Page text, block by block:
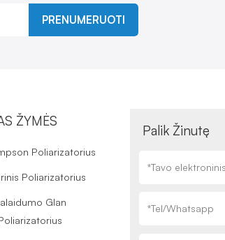
PRENUMERUOTI
ŽYMĖS
Poliarizatorius
Poliarizatorius
Glan
Palik Žinutę